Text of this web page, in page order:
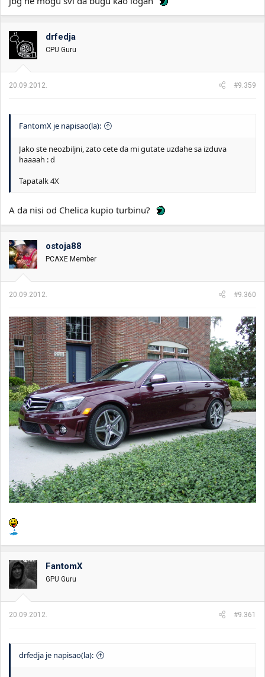
drfedja
CPU Guru
20.09.2012. #9.359
FantomX je napisao(la):
Jako ste neozbiljni, zato cete da mi gutate uzdahe sa izduva
haaaah : d
Tapatalk 4X
A da nisi od Chelica kupio turbinu?
ostoja88
PCAXE Member
20.09.2012. #9.360
FantomX
GPU Guru
20.09.2012. #9.361
drfedja je napisao(la):